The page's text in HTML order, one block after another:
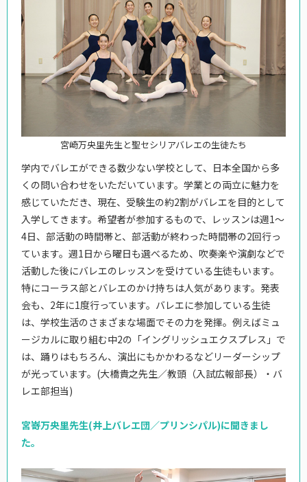
宮崎万央里先生と聖セシリアバレエの生徒たち
学内でバレエができる数少ない学校として、日本全国から多
くの問い合わせをいただいています。学業との両立に魅力を
感じていただき、現在、受験生の約2割がバレエを目的として
入学してきます。希望者が参加するもので、レッスンは週1～
4日、部活動の時間帯と、部活動が終わった時間帯の2回行っ
ています。週1日から曜日も選べるため、吹奏楽や演劇などで
活動した後にバレエのレッスンを受けている生徒もいます。
特にコーラス部とバレエのかけ持ちは人気があります。発表
会も、2年に1度行っています。バレエに参加している生徒
は、学校生活のさまざまな場面でその力を発揮。例えばミュ
ージカルに取り組む中2の「イングリッシュエクスプレス」で
は、踊りはもちろん、演出にもかかわるなどリーダーシップ
が光っています。(大橋貴之先生／教頭（入試広報部長）・バ
レエ部担当)
宮嵜万央里先生(井上バレエ団／プリンシパル)に聞きまし
た。